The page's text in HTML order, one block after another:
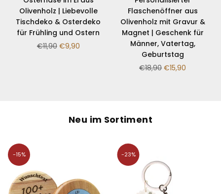
Olivenholz | Liebevolle
Tischdeko & Osterdeko
für Frühling und Ostern
Normaler
€11,90 €9,90
Flaschenöffner aus
Olivenholz mit Gravur &
Magnet | Geschenk für
Männer, Vatertag,
Geburtstag
Normaler
€18,90 €15,90
Neu im Sortiment
-15% -23%